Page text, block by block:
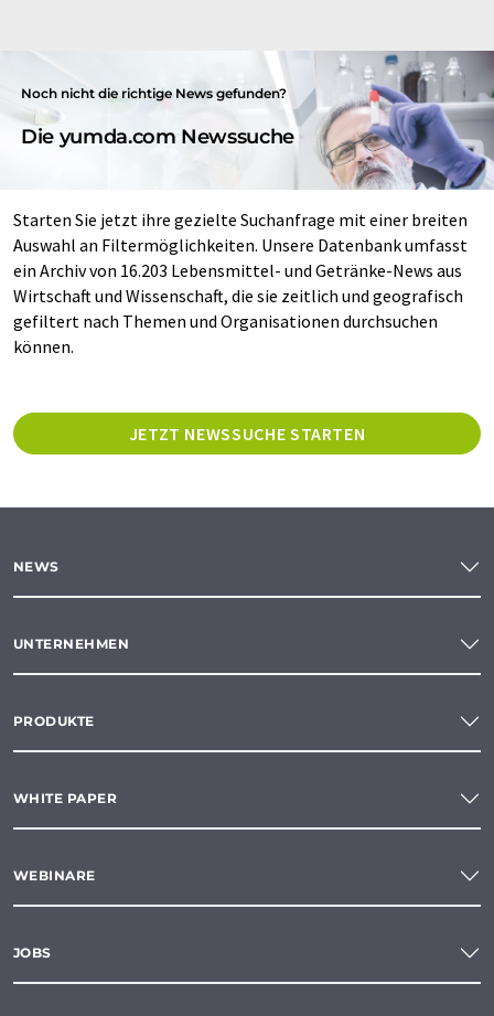
Noch nicht die richtige News gefunden?
Die yumda.com Newssuche
Starten Sie jetzt ihre gezielte Suchanfrage mit einer breiten
Auswahl an Filtermöglichkeiten. Unsere Datenbank umfasst
ein Archiv von 16.203 Lebensmittel- und Getränke-News aus
Wirtschaft und Wissenschaft, die sie zeitlich und geografisch
gefiltert nach Themen und Organisationen durchsuchen
können.
JETZT NEWSSUCHE STARTEN
NEWS
UNTERNEHMEN
PRODUKTE
WHITE PAPER
WEBINARE
JOBS